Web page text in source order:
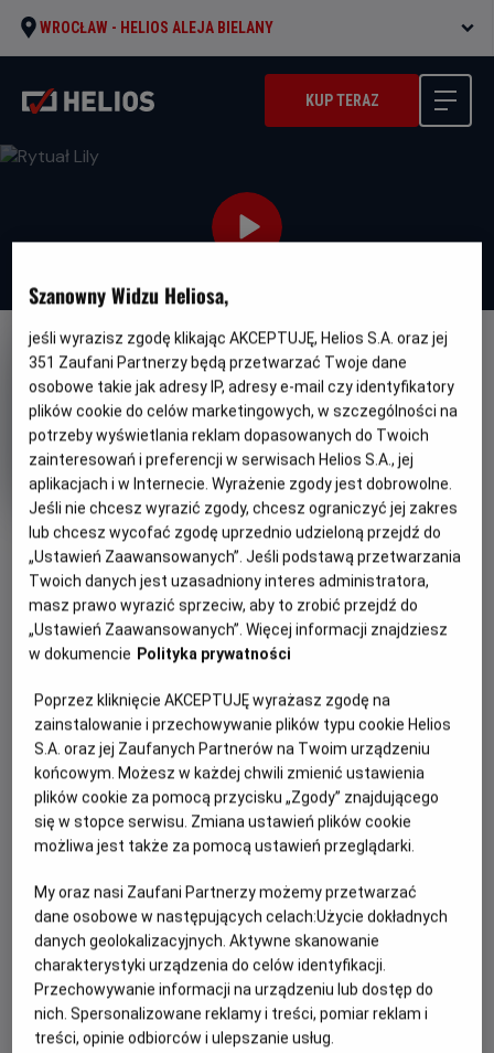
WROCŁAW - HELIOS ALEJA BIELANY
KUP TERAZ
NAPISY
OBSERWUJ
Rytuał Lily
Oryginalny
tytuł
El ritual de Lily Gatunek
Horror
Minimalny
wiek
Od 15 lat
Czas
trwania
105 min
Kraj
rok
produkcji
Hiszpania
PREMIERA
26 czerwca 2026
Manu Herrera
OBSADA
Maggie García, Patricia Peñalver, Elena Gallardo, Eve Ryan,
Mike Fajardo
WIĘCEJ SZCZEGÓŁÓW
Cztery przyjaciółki udają się do odosobnionego domu
położonego głęboko w lesie, aby odprawić rytuał inicjacji
nowej czarownicy i dopełnić krąg czterech żywiołów. Lily,
blada i introwertyczna dwudziestolatka, która właśnie
dołączyła do grupy, została wybrana na reprezentantkę
cel rytuału jest zupełnie inny – Lily ma zostać złożona w
ofierze, a jej koleżanki pragną za jej pomocą przywołać
uśpionego demona.
Szanowny Widzu Heliosa,
jeśli wyrazisz zgodę klikając AKCEPTUJĘ, Helios S.A. oraz jej
351 Zaufani Partnerzy będą przetwarzać Twoje dane
osobowe takie jak adresy IP, adresy e-mail czy identyfikatory
plików cookie do celów marketingowych, w szczególności na
potrzeby wyświetlania reklam dopasowanych do Twoich
zainteresowań i preferencji w serwisach Helios S.A., jej
aplikacjach i w Internecie. Wyrażenie zgody jest dobrowolne.
Jeśli nie chcesz wyrazić zgody, chcesz ograniczyć jej zakres
lub chcesz wycofać zgodę uprzednio udzieloną przejdź do
„Ustawień Zaawansowanych”. Jeśli podstawą przetwarzania
Twoich danych jest uzasadniony interes administratora,
masz prawo wyrazić sprzeciw, aby to zrobić przejdź do
„Ustawień Zaawansowanych”. Więcej informacji znajdziesz
w dokumencie Polityka prywatności
Poprzez kliknięcie AKCEPTUJĘ wyrażasz zgodę na
zainstalowanie i przechowywanie plików typu cookie Helios
S.A. oraz jej Zaufanych Partnerów na Twoim urządzeniu
końcowym. Możesz w każdej chwili zmienić ustawienia
plików cookie za pomocą przycisku „Zgody” znajdującego
się w stopce serwisu. Zmiana ustawień plików cookie
możliwa jest także za pomocą ustawień przeglądarki.
My oraz nasi Zaufani Partnerzy możemy przetwarzać
dane osobowe w następujących celach:Użycie dokładnych
danych geolokalizacyjnych. Aktywne skanowanie
charakterystyki urządzenia do celów identyfikacji.
Przechowywanie informacji na urządzeniu lub dostęp do
nich. Spersonalizowane reklamy i treści, pomiar reklam i
treści, opinie odbiorców i ulepszanie usług.